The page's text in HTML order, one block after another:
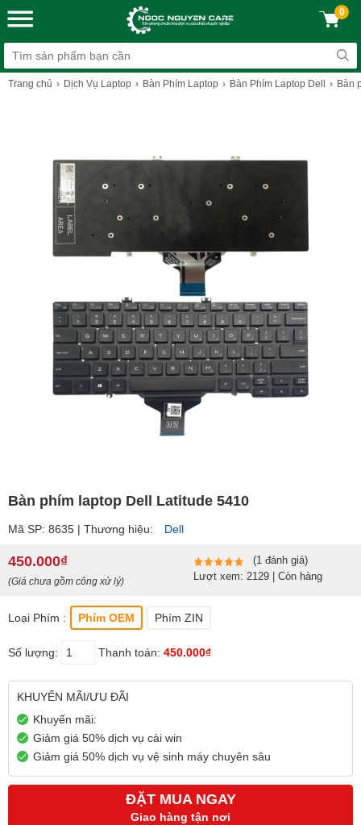
0
Trang chủ Dịch Vụ Laptop Bàn Phím Laptop Bàn Phím Laptop Dell Bàn
Bàn phím laptop Dell Latitude 5410
Mã SP: 8635 | Thương hiệu: Dell
450.000₫
(Giá chưa gồm công xử lý)
(1 đánh giá)
Lượt xem: 2129 | Còn hàng
Loại Phím : Phím OEM Phím ZIN
Số lượng: Thanh toán: 450.000₫
KHUYẾN MÃI/ƯU ĐÃI
Khuyến mãi:
Giảm giá 50% dịch vụ cài win
Giảm giá 50% dịch vụ vệ sinh máy chuyên sâu
ĐẶT MUA NGAY
Giao hàng tận nơi